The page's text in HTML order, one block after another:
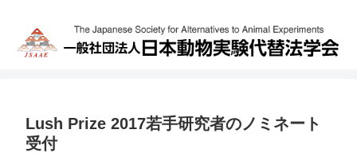
Lush Prize 2017若手研究者のノミネート
受付